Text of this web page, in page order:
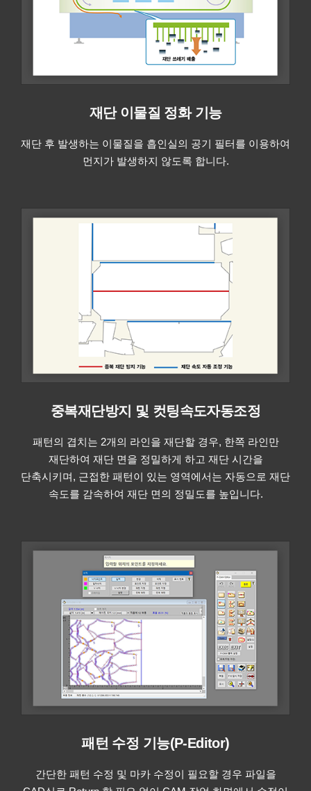
재단 이물질 정화 기능
재단 후 발생하는 이물질을 흡인실의 공기 필터를 이용하여
먼지가 발생하지 않도록 합니다.
중복재단방지 및 컷팅속도자동조정
패턴의 겹치는 2개의 라인을 재단할 경우, 한쪽 라인만
재단하여 재단 면을 정밀하게 하고 재단 시간을
단축시키며, 근접한 패턴이 있는 영역에서는 자동으로 재단
속도를 감속하여 재단 면의 정밀도를 높입니다.
패턴 수정 기능(P-Editor)
간단한 패턴 수정 및 마카 수정이 필요할 경우 파일을